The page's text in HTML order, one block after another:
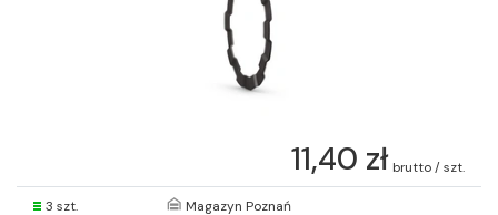
11,40 zł brutto / szt.
3 szt. Magazyn Poznań